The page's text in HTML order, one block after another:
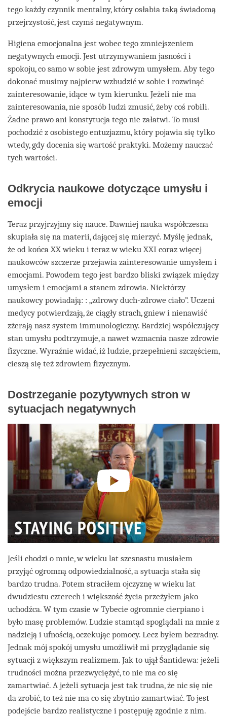
tego każdy czynnik mentalny, który osłabia taką świadomą
przejrzystość, jest czymś negatywnym.
Higiena emocjonalna jest wobec tego zmniejszeniem
negatywnych emocji. Jest utrzymywaniem jasności i
spokoju, co samo w sobie jest zdrowym umysłem. Aby tego
dokonać musimy najpierw wzbudzić w sobie i rozwinąć
zainteresowanie, idące w tym kierunku. Jeżeli nie ma
zainteresowania, nie sposób ludzi zmusić, żeby coś robili.
Żadne prawo ani konstytucja tego nie załatwi. To musi
pochodzić z osobistego entuzjazmu, który pojawia się tylko
wtedy, gdy docenia się wartość praktyki. Możemy nauczać
tych wartości.
Odkrycia naukowe dotyczące umysłu i
emocji
Teraz przyjrzyjmy się nauce. Dawniej nauka współczesna
skupiała się na materii, dającej się mierzyć. Myślę jednak,
że od końca XX wieku i teraz w wieku XXI coraz więcej
naukowców szczerze przejawia zainteresowanie umysłem i
emocjami. Powodem tego jest bardzo bliski związek między
umysłem i emocjami a stanem zdrowia. Niektórzy
naukowcy powiadają: : „zdrowy duch-zdrowe ciało”. Uczeni
medycy potwierdzają, że ciągły strach, gniew i nienawiść
zżerają nasz system immunologiczny. Bardziej współczujący
stan umysłu podtrzymuje, a nawet wzmacnia nasze zdrowie
fizyczne. Wyraźnie widać, iż ludzie, przepełnieni szczęściem,
cieszą się też zdrowiem fizycznym.
Dostrzeganie pozytywnych stron w
sytuacjach negatywnych
Jeśli chodzi o mnie, w wieku lat szesnastu musiałem
przyjąć ogromną odpowiedzialność, a sytuacja stała się
bardzo trudna. Potem straciłem ojczyznę w wieku lat
dwudziestu czterech i większość życia przeżyłem jako
uchodźca. W tym czasie w Tybecie ogromnie cierpiano i
było masę problemów. Ludzie stamtąd spoglądali na mnie z
nadzieją i ufnością, oczekując pomocy. Lecz byłem bezradny.
Jednak mój spokój umysłu umożliwił mi przyglądanie się
sytuacji z większym realizmem. Jak to ujął Śantidewa: jeżeli
trudności można przezwyciężyć, to nie ma co się
zamartwiać. A jeżeli sytuacja jest tak trudna, że nic się nie
da zrobić, to też nie ma co się zbytnio zamartwiać. To jest
podejście bardzo realistyczne i postępuję zgodnie z nim.